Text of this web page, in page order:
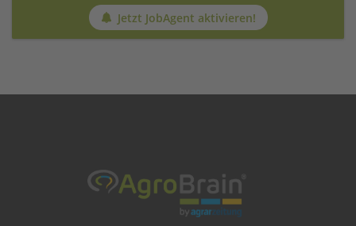
Jetzt JobAgent aktivieren!